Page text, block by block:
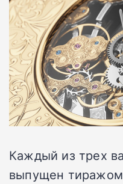
Каждый из трех
выпущен